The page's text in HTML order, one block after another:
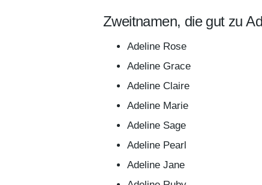
Zweitnamen, die gut zu
Adeline Rose
Adeline Grace
Adeline Claire
Adeline Marie
Adeline Sage
Adeline Pearl
Adeline Jane